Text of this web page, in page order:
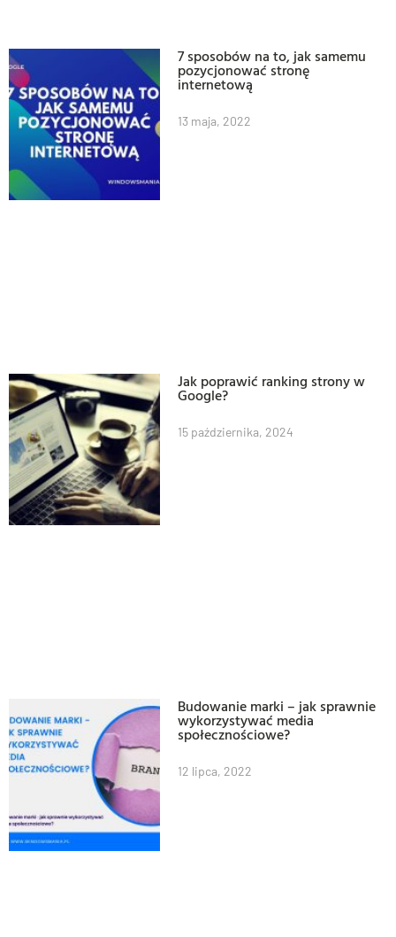
7 sposobów na to, jak samemu
pozycjonować stronę
internetową
13 maja, 2022
Jak poprawić ranking strony w
Google?
15 października, 2024
Budowanie marki – jak sprawnie
wykorzystywać media
społecznościowe?
12 lipca, 2022